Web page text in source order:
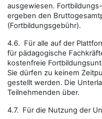
ausgewiesen.
ergeben den
(Fortbildungsgebühr).
4.6. Für alle auf der
für pädagogische
kostenfreie
Sie dürfen zu keinem
gestellt werden. Die
Teilnehmenden über.
4.7. Für die Nutzung der